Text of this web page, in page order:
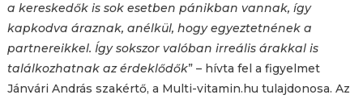
a kereskedők is sok esetben pánikban vannak, így
kapkodva áraznak, anélkül, hogy egyeztetnének a
partnereikkel. Így sokszor valóban irreális árakkal is
találkozhatnak az érdeklődők” – hívta fel a figyelmet
Jánvári András szakértő, a Multi-vitamin.hu tulajdonosa. Az